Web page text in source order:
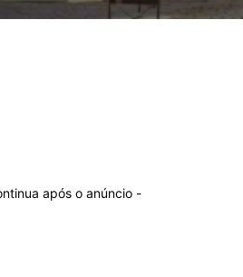
após o anúncio -